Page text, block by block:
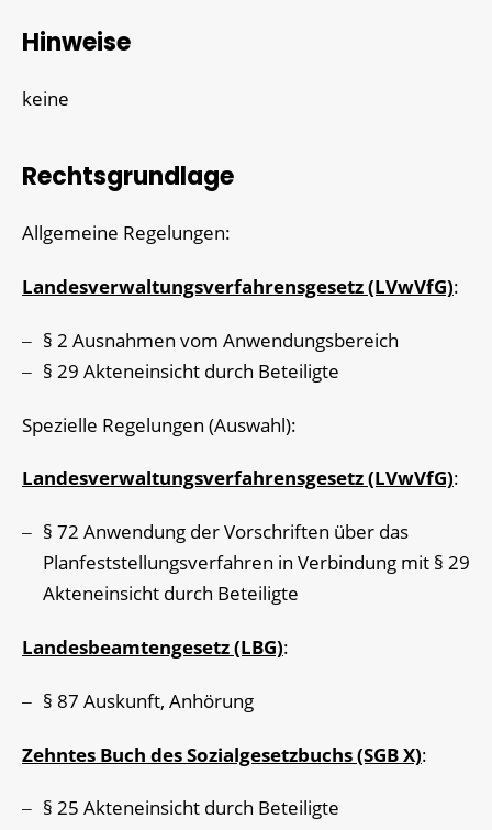
Hinweise
keine
Rechtsgrundlage
Allgemeine Regelungen:
Landesverwaltungsverfahrensgesetz (LVwVfG):
§ 2 Ausnahmen vom Anwendungsbereich
§ 29 Akteneinsicht durch Beteiligte
Spezielle Regelungen (Auswahl):
Landesverwaltungsverfahrensgesetz (LVwVfG):
§ 72 Anwendung der Vorschriften über das
Planfeststellungsverfahren in Verbindung mit § 29
Akteneinsicht durch Beteiligte
Landesbeamtengesetz (LBG):
§ 87 Auskunft, Anhörung
Zehntes Buch des Sozialgesetzbuchs (SGB X):
§ 25 Akteneinsicht durch Beteiligte